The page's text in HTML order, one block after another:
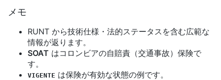
メモ
RUNT から技術仕様・法的ステータスを含む広範な
情報が返ります。
SOAT はコロンビアの自賠責（交通事故）保険で
す。
VIGENTE は保険が有効な状態の例です。